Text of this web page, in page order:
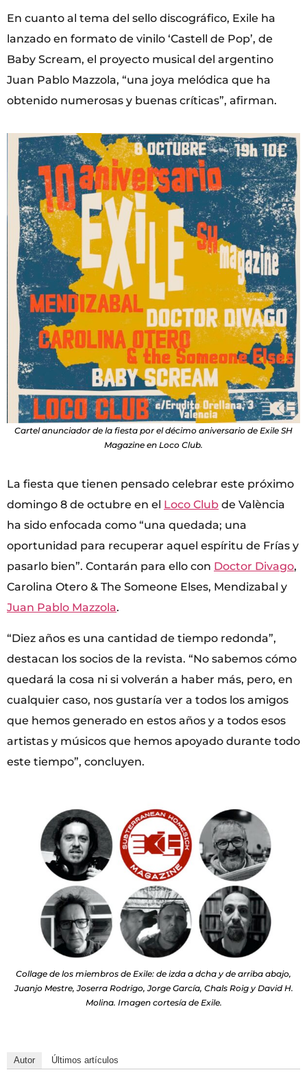
En cuanto al tema del sello discográfico, Exile ha
lanzado en formato de vinilo ‘Castell de Pop’, de
Baby Scream, el proyecto musical del argentino
Juan Pablo Mazzola, “una joya melódica que ha
obtenido numerosas y buenas críticas”, afirman.
Cartel anunciador de la fiesta por el décimo aniversario de Exile SH
Magazine en Loco Club.
La fiesta que tienen pensado celebrar este próximo
domingo 8 de octubre en el Loco Club de València
ha sido enfocada como “una quedada; una
oportunidad para recuperar aquel espíritu de Frías y
pasarlo bien”. Contarán para ello con Doctor Divago,
Carolina Otero & The Someone Elses, Mendizabal y
Juan Pablo Mazzola.
“Diez años es una cantidad de tiempo redonda”,
destacan los socios de la revista. “No sabemos cómo
quedará la cosa ni si volverán a haber más, pero, en
cualquier caso, nos gustaría ver a todos los amigos
que hemos generado en estos años y a todos esos
artistas y músicos que hemos apoyado durante todo
este tiempo”, concluyen.
Collage de los miembros de Exile: de izda a dcha y de arriba abajo,
Juanjo Mestre, Joserra Rodrigo, Jorge García, Chals Roig y David H.
Molina. Imagen cortesía de Exile.
Autor Últimos artículos